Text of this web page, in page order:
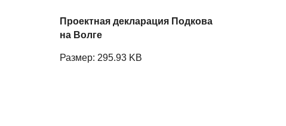
Проектная декларация Подкова
на Волге
Размер: 295.93 KB